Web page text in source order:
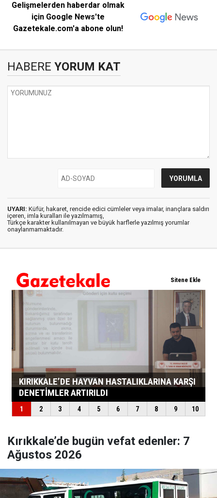
Gelişmelerden haberdar olmak
için Google News'te
Gazetekale.com'a abone olun!
HABERE YORUM KAT
UYARI: Küfür, hakaret, rencide edici cümleler veya imalar, inançlara saldırı
içeren, imla kuralları ile yazılmamış,
Türkçe karakter kullanılmayan ve büyük harflerle yazılmış yorumlar
onaylanmamaktadır.
Kırıkkale’de bugün vefat edenler: 7
Ağustos 2026